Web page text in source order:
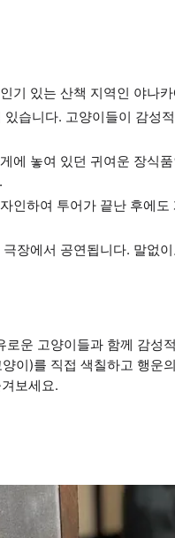
기 있는 산책 지역인 야나
습니다. 고양이들이 감성
에 놓여 있던 귀여운 장식
인하여 투어가 끝난 후에
장에서 공연됩니다. 말없
운 고양이들과 함께 감성
이)를 직접 색칠하고 행운
보세요.